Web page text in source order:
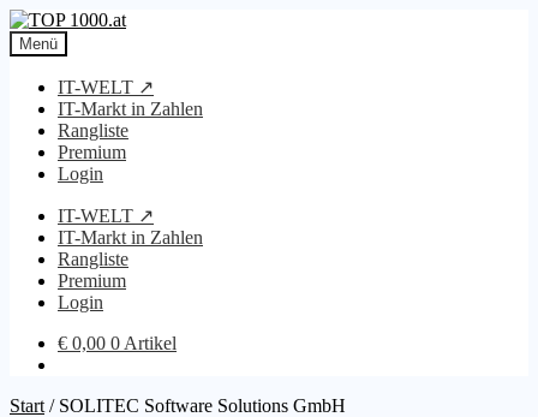
Zur
Navigation
springen
Zum
Inhalt
springen
Menü
IT-WELT ↗
IT-Markt in Zahlen
Rangliste
Premium
Login
IT-WELT ↗
IT-Markt in Zahlen
Rangliste
Premium
Login
€ 0,00 0 Artikel
Start / SOLITEC Software Solutions GmbH